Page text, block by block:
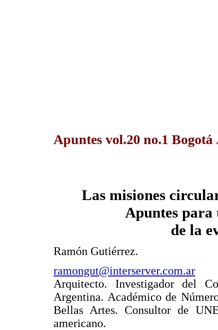
Apuntes vol.20 no.1 Bogotá
Las misiones
Apuntes
de la
Ramón Gutiérrez.
ramongut@interserver.com.ar
Arquitecto. Investigador del
Argentina. Académico de
Bellas Artes. Consultor de
americano.